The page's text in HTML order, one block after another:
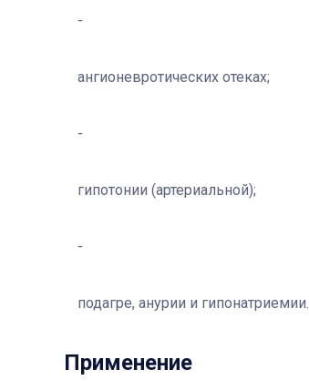
ангионевротических отеках;
гипотонии (артериальной);
подагре, анурии и гипонатриемии.
Применение